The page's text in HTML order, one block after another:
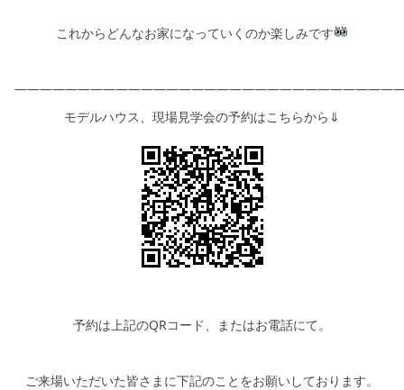
これからどんなお家になっていくのか楽しみです
モデルハウス、現場見学会の予約はこちらから⇓
予約は上記のQRコード、またはお電話にて。
ご来場いただいた皆さまに下記のことをお願いしております。